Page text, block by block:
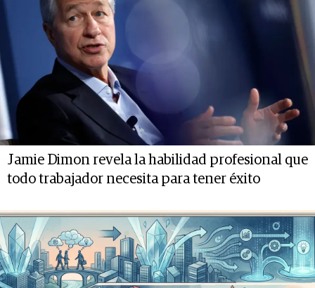
Jamie Dimon revela la habilidad profesional que
todo trabajador necesita para tener éxito